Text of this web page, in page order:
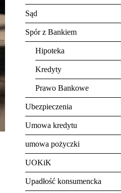
Sąd
Spór z Bankiem
Hipoteka
Kredyty
Prawo Bankowe
Ubezpieczenia
Umowa kredytu
umowa pożyczki
UOKiK
Upadłość konsumencka